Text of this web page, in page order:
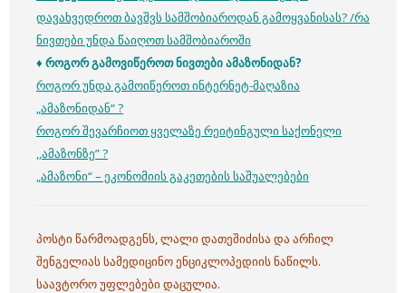
დავახვედროთ ბავშვს სამშობიაროდან გამოყვანისას? /რა
ნივთები უნდა წაიღოთ სამშობიაროში
♦ როგორ გამოვიწეროთ ნივთები ამაზონიდან?
როგორ უნდა გამოიწეროთ ინტერნეტ-მაღაზია
„ამაზონიდან“ ?
როგორ შევარჩიოთ ყველაზე რეიტინგული საქონელი
,,ამაზონზე” ?
„ამაზონი“ – ეკონომიის გაკეთების საშუალებები
პოსტი წარმოადგენს, ლალი დათეშიძისა და არჩილ
შენგელიას სამედიცინო ენციკლოპედიის ნაწილს.
საავტორო უფლებები დაცულია.